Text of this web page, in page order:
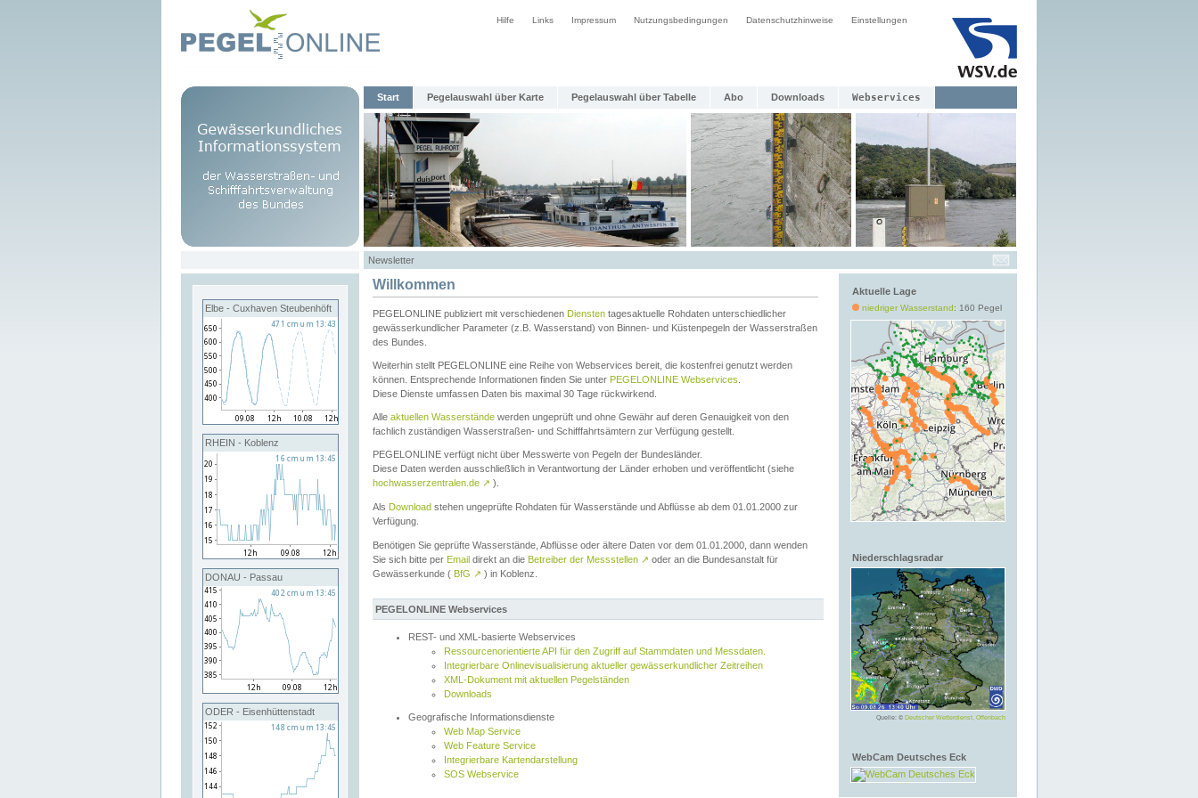
Hilfe Links Impressum Nutzungsbedingungen Datenschutzhinweise Einstellungen
Start Pegelauswahl über Karte Pegelauswahl über Tabelle Abo Downloads Webservices
Newsletter
Elbe - Cuxhaven Steubenhöft
RHEIN - Koblenz
DONAU - Passau
ODER - Eisenhüttenstadt
Aktuelle Lage
niedriger Wasserstand: 160 Pegel
Niederschlagsradar
Quelle: © Deutscher Wetterdienst, Offenbach
WebCam Deutsches Eck
Willkommen
PEGELONLINE publiziert mit verschiedenen Diensten tagesaktuelle Rohdaten unterschiedlicher
gewässerkundlicher Parameter (z.B. Wasserstand) von Binnen- und Küstenpegeln der Wasserstraßen
des Bundes.
Weiterhin stellt PEGELONLINE eine Reihe von Webservices bereit, die kostenfrei genutzt werden
können. Entsprechende Informationen finden Sie unter PEGELONLINE Webservices
Diese Dienste umfassen Daten bis maximal 30 Tage rückwirkend.
Alle aktuellen Wasserstände werden ungeprüft und ohne Gewähr auf deren Genauigkeit von den
fachlich zuständigen Wasserstraßen- und Schifffahrtsämtern zur Verfügung gestellt.
PEGELONLINE verfügt nicht über Messwerte von Pegeln der Bundesländer.
Diese Daten werden ausschließlich in Verantwortung der Länder erhoben und veröffentlicht (siehe
hochwasserzentralen.de ↗ ).
Als Download stehen ungeprüfte Rohdaten für Wasserstände und Abflüsse ab dem 01.01.2000 zur
Verfügung.
Benötigen Sie geprüfte Wasserstände, Abflüsse oder ältere Daten vor dem 01.01.2000, dann wenden
Sie sich bitte per Email direkt an die Betreiber der Messstellen ↗ oder an die Bundesanstalt für
Gewässerkunde ( BfG ↗ ) in Koblenz.
PEGELONLINE Webservices
REST- und XML-basierte Webservices
Ressourcenorientierte API für den Zugriff auf Stammdaten und Messdaten.
Integrierbare Onlinevisualisierung aktueller gewässerkundlicher Zeitreihen
XML-Dokument mit aktuellen Pegelständen
Downloads
Geografische Informationsdienste
Web Map Service
Web Feature Service
Integrierbare Kartendarstellung
SOS Webservice